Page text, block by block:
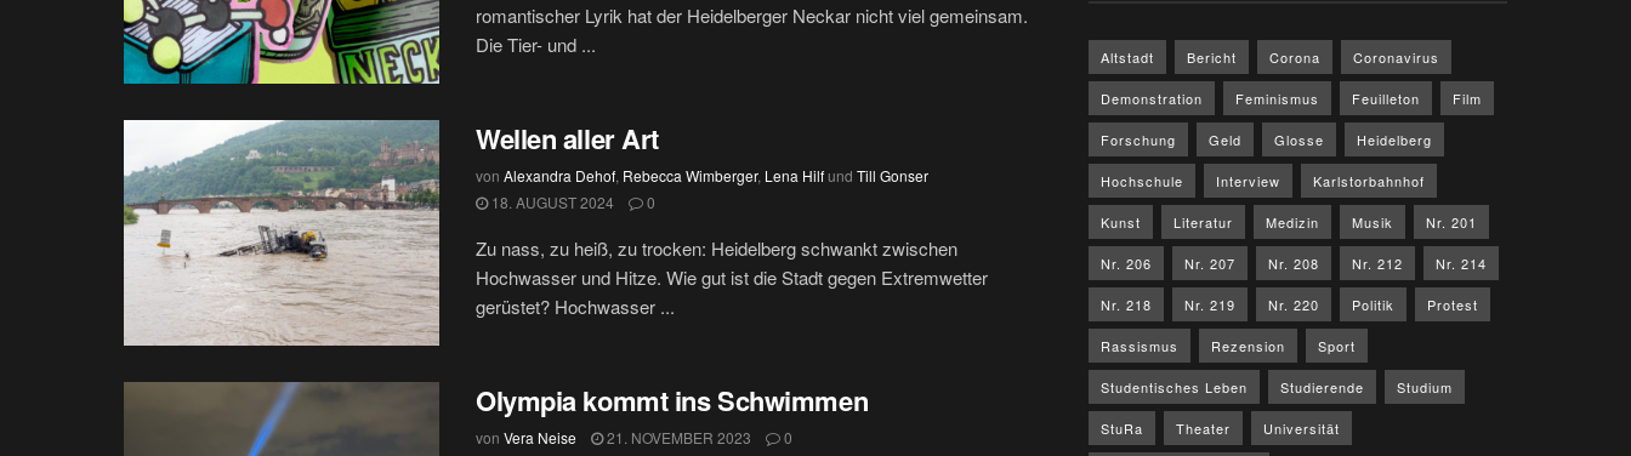
romantischer Lyrik hat der Heidelberger Neckar nicht viel gemeinsam.
Die Tier- und ...
Wellen aller Art
von Alexandra Dehof, Rebecca Wimberger, Lena Hilfund Till Gonser
18. AUGUST 2024
0
Zu nass, zu heiß, zu trocken: Heidelberg schwankt zwischen
Hochwasser und Hitze. Wie gut ist die Stadt gegen Extremwetter
gerüstet? Hochwasser ...
Olympia kommt ins Schwimmen
von Vera Neise 21. NOVEMBER 2023 0
Altstadt Bericht Corona Coronavirus
Demonstration Feminismus Feuilleton Film
Forschung Geld Glosse Heidelberg
Hochschule Interview Karlstorbahnhof
Kunst Literatur Medizin Musik Nr. 201
Nr. 206 Nr. 207 Nr. 208 Nr. 212 Nr. 214
Nr. 218 Nr. 219 Nr. 220 Politik Protest
Rassismus Rezension Sport
Studentisches Leben Studierende Studium
StuRa Theater Universität